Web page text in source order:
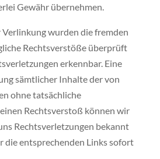
Gewähr übernehmen.
wurden die fremden
Rechtsverstöße überprüft
erkennbar. Eine
sämtlicher Inhalte der von
ohne tatsächliche
Rechtsverstoß können wir
Rechtsverletzungen bekannt
die entsprechenden Links sofort